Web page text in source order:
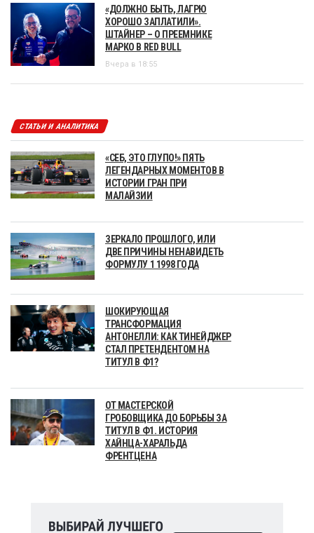
«ДОЛЖНО БЫТЬ, ЛАГРЮ
ХОРОШО ЗАПЛАТИЛИ».
ШТАЙНЕР – О ПРЕЕМНИКЕ
МАРКО В RED BULL
Вчера в 18:55
СТАТЬИ И АНАЛИТИКА
«СЕБ, ЭТО ГЛУПО!» ПЯТЬ
ЛЕГЕНДАРНЫХ МОМЕНТОВ В
ИСТОРИИ ГРАН ПРИ
МАЛАЙЗИИ
ЗЕРКАЛО ПРОШЛОГО, ИЛИ
ДВЕ ПРИЧИНЫ НЕНАВИДЕТЬ
ФОРМУЛУ 1 1998 ГОДА
ШОКИРУЮЩАЯ
ТРАНСФОРМАЦИЯ
АНТОНЕЛЛИ: КАК ТИНЕЙДЖЕР
СТАЛ ПРЕТЕНДЕНТОМ НА
ТИТУЛ В Ф1?
ОТ МАСТЕРСКОЙ
ГРОБОВЩИКА ДО БОРЬБЫ ЗА
ТИТУЛ В Ф1. ИСТОРИЯ
ХАЙНЦА-ХАРАЛЬДА
ФРЕНТЦЕНА